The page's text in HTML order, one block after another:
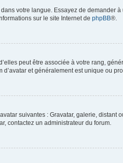
votre langue. Essayez de demander
sur le site Internet de phpBB®.
peut être associée à votre rang,
et généralement est unique ou
suivantes : Gravatar, galerie, distant
contactez un administrateur du forum.